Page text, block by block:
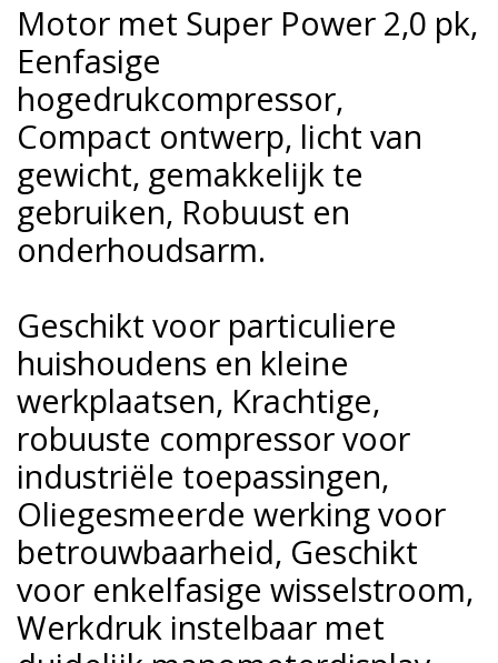
Motor met Super Power 2,0 pk,
Eenfasige
hogedrukcompressor,
Compact ontwerp, licht van
gewicht, gemakkelijk te
gebruiken, Robuust en
onderhoudsarm.
Geschikt voor particuliere
huishoudens en kleine
werkplaatsen, Krachtige,
robuuste compressor voor
industriële toepassingen,
Oliegesmeerde werking voor
betrouwbaarheid, Geschikt
voor enkelfasige wisselstroom,
Werkdruk instelbaar met